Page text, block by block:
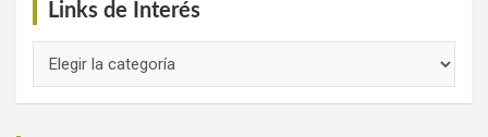
Links de Interés